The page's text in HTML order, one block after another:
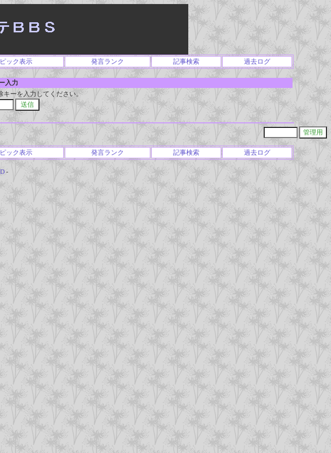
ピック表示 発言ランク 記事検索 過去ログ
入力
キーを入力してください。
ピック表示 発言ランク 記事検索 過去ログ
-